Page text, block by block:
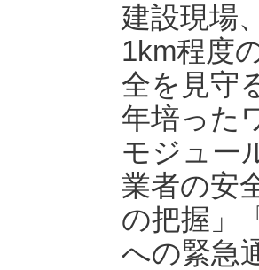
建設現場
1km程度
全を見守
年培った
モジュー
業者の安
の把握」
への緊急